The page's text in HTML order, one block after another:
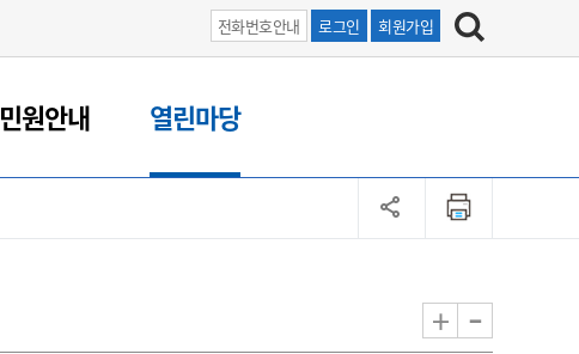
전화번호안내 로그인 회원가입
민원안내 열린마당
+ -